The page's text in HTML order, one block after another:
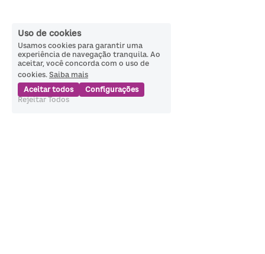
Uso de cookies
Usamos cookies para garantir uma
experiência de navegação tranquila. Ao
aceitar, você concorda com o uso de
cookies. Saiba mais
Aceitar todos
Configurações
Rejeitar Todos